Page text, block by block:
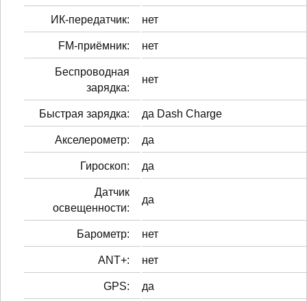
ИК-передатчик: нет
FM-приёмник: нет
Беспроводная
зарядка:
нет
Быстрая зарядка: да Dash Charge
Акселерометр: да
Гироскоп: да
Датчик
освещенности:
да
Барометр: нет
ANT+: нет
GPS: да